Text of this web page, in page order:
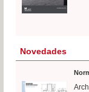
Novedades